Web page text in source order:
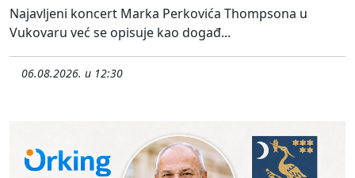
Najavljeni koncert Marka Perkovića Thompsona u
Vukovaru već se opisuje kao događ...
06.08.2026. u 12:30